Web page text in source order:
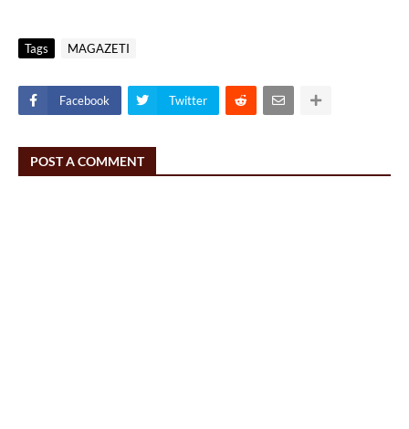
Tags MAGAZETI
Facebook Twitter
POST A COMMENT